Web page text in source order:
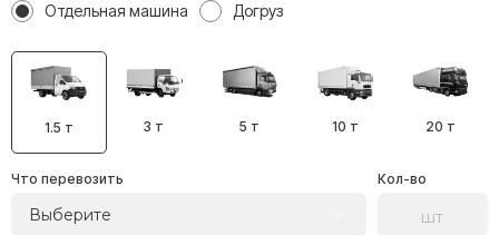
Отдельная машина Догруз
1.5 т 3 т 5 т 10 т 20 т
Что перевозить
Выберите
Кол-во